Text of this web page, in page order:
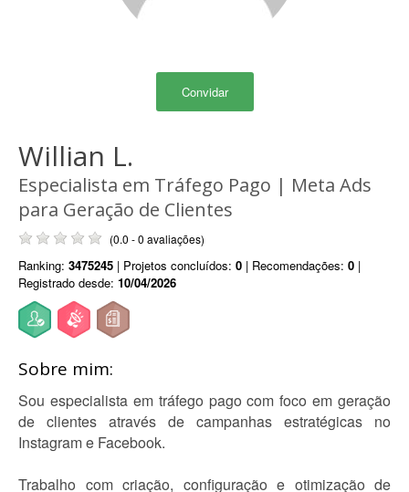
Convidar
Willian L.
Especialista em Tráfego Pago | Meta Ads
para Geração de Clientes
(0.0 - 0 avaliações)
Ranking: 3475245 | Projetos concluídos: 0 | Recomendações: 0 |
Registrado desde: 10/04/2026
Sobre mim:
Sou especialista em tráfego pago com foco em geração
de clientes através de campanhas estratégicas no
Instagram e Facebook.
Trabalho com criação, configuração e otimização de